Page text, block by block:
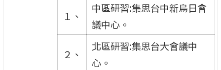
１、
中區研習:集思台中新烏日會
議中心。
２、
北區研習:集思台大會議中
心。